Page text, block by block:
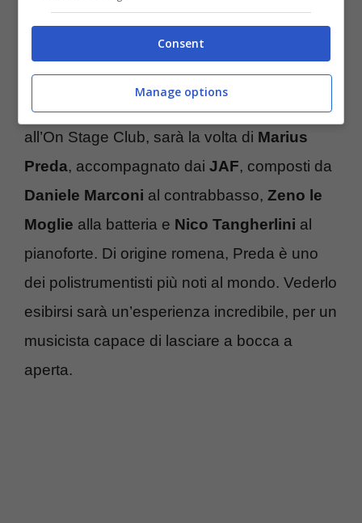
I musicisti che si esibiranno nelle tre
giornate del festival
Sabato 16 marzo, alle ore 22:00 sempre
all’On Stage Club, sarà la volta di Marius
Preda, accompagnato dai JAF, composti da
Daniele Marconi al contrabbasso, Zeno le
Moglie alla batteria e Nico Tangherlini al
pianoforte. Di origine romena, Preda è uno
dei polistrumentisti più noti al mondo. Vederlo
esibirsi sarà un’esperienza incredibile, per un
musicista capace di lasciare a bocca a
aperta.
Consent
Manage options